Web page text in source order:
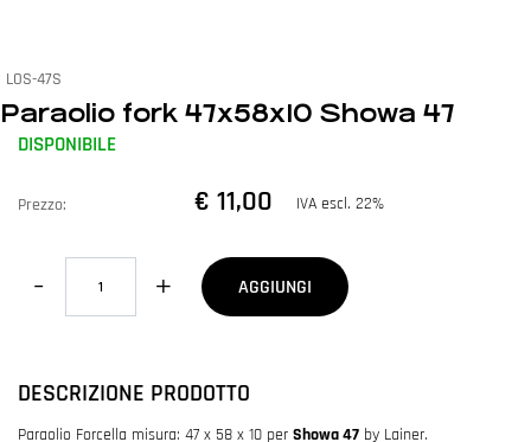
LOS-47S
Paraolio fork 47x58x10 Showa 47
DISPONIBILE
Prezzo: € 11,00 IVA escl. 22%
Quantità
AGGIUNGI
DESCRIZIONE PRODOTTO
Paraolio Forcella misura: 47 x 58 x 10 per Showa 47 by Lainer.